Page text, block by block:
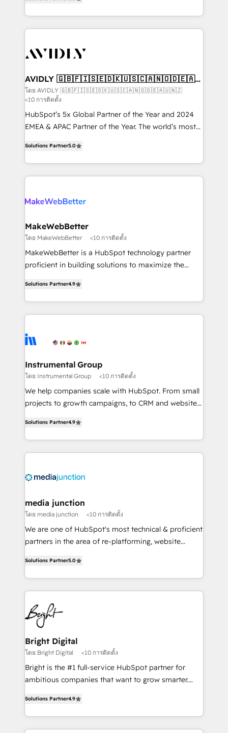
Partner, we specialize in both strategic RevOps
planning and hands-on technical execution - building
the operational foundation companies need to
Healthcare - Financial Services - Managed IT (MSP) -
we help: ✔️ Full HubSpot implementations and portal
optimization ✔️ Data migrations, CRM architecture,
and reporting foundations ✔️ Custom integrations
and workflow automation ✔️ User adoption
programs, training, and enablement Through project-
partnerships, we guide organizations through the
revenue maturity model - delivering the right
improvements at the right time so operations
grows.
AVIDLY 🇬🇧🇫🇮🇸🇪🇩🇰🇺🇸🇨🇦🇳🇴🇩🇪🇦🇺
🇳🇿
โดย AVIDLY 🇬🇧🇫🇮🇸🇪🇩🇰🇺🇸🇨🇦🇳🇴🇩🇪🇦🇺🇳🇿
<10 การติดตั้ง
HubSpot’s 5x Global Partner of the Year and 2024
EMEA & APAC Partner of the Year. The world’s most
and 370+ specialists across EMEA, APAC and NAM,
we de-risk complex CRM programmes and
multi-region migrations to AI-powered automation,
scale. 🏆 HubSpot’s CEO called us “the partner of the
future.” Others agree it is proof of trust built through
measurable impact.
Solutions Partner5.0
MakeWebBetter
โดย MakeWebBetter <10 การติดตั้ง
MakeWebBetter is a HubSpot technology partner
proficient in building solutions to maximize the
growing tech-enabler & facilitator, MakeWebBetter,
hands you the blend of HubSpot expertise &
eminent solutions & integrations. Trust us to
Elite Partners with 10+ years of HubSpot experience
Premier Partner 2023 🌟5 HubSpot Accreditations 🌟
Won HubSpot Theme Challenge 2021 🌟INBOUND’19
HubSpot Rising Star Why us? Harnessing the full
potential of the powerful HubSpot CRM. ✔️A team of
HubSpot experience ✔️Flexible pricing models —
Hourly-fee (assigned one Dedicated HubSpot
requirement). ✔️Helped over 25,000+ customers so
Solutions Partner4.9
Instrumental Group
โดย Instrumental Group <10 การติดตั้ง
We help companies scale with HubSpot. From small
projects to growth campaigns, to CRM and websites.
HubSpot and willing to work hand-in-hand with your
team to simplify the complex and build a better
experience for your team and customers.
Solutions Partner4.9
media junction
โดย media junction <10 การติดตั้ง
We are one of HubSpot's most technical & proficient
partners in the area of re-platforming, website
implementations for mid-market & enterprise
companies. We are woman-owned, powered by
coffee, and we ❤️ dogs. We produce award-winning
work for our clients. 🏆2023 Technical Expertise
Impact Award 🏆2022 Technical Expertise Impact
Award 🏆2022 Platform Migration Excellence Impact
Award 🏆2020 Elite Solutions Partner 🏆2019
Integrations HubSpot Impact Award 🏆2019
Marketing Enablement HubSpot Impact Award 🏆
2018 Website Design HubSpot Impact Award 🏆2017
Growth-Driven Design Agency of the Year 🏆2016
Sales Enablement HubSpot Impact Award 🏆2015
Solutions Partner5.0
Bright Digital
โดย Bright Digital <10 การติดตั้ง
Bright is the #1 full-service HubSpot partner for
ambitious companies that want to grow smarter.
developing a new website to lead generation and
digital marketing; we do it all (and with great
results)! In short, our services include: - HubSpot
Solutions Partner4.9